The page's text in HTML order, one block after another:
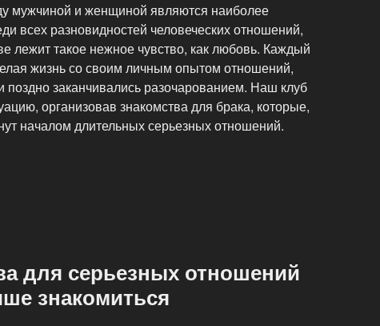
мужчиной и женщиной являются наиболее
всех разновидностей человеческих отношений,
лежит такое нежное чувство, как любовь. Каждый
жизнь со своим личным опытом отношений,
поздно заканчивались разочарованием. Наш клуб
организовав знакомства для брака, которые,
началом длительных серьезных отношений.
для серьезных отношений
знакомиться